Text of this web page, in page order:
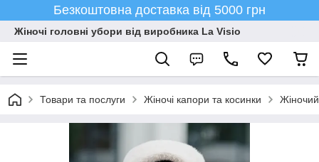
Безкоштовна доставка від 5000 грн
Жіночі головні убори від виробника La Visio
Товари та послуги Жіночі капори та косинки